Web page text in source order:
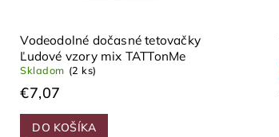
Vodeodolné dočasné tetovačky
Ľudové vzory mix TATTonMe
Skladom (2 ks)
€7,07
DO KOŠÍKA